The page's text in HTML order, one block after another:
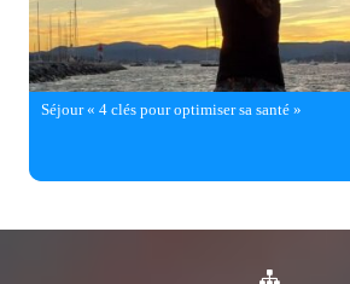
Séjour « 4 clés pour optimiser sa santé »